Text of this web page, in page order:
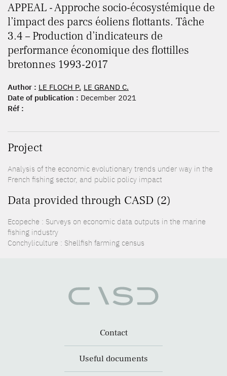
APPEAL - Approche socio-écosystémique de
l’impact des parcs éoliens flottants. Tâche
3.4 – Production d’indicateurs de
performance économique des flottilles
bretonnes 1993-2017
Author : LE FLOCH P. LE GRAND C.
Date of publication : December 2021
Réf :
Project
Analysis of the economic evolutionary trends under way in the
French fishing sector, and public policy impact
Data provided through CASD (2)
Ecopeche : Surveys on economic data outputs in the marine
fishing industry
Conchyliculture : Shellfish farming census
Contact
Useful documents